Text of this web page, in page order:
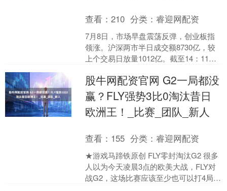
查看：210 分类：睿迎网配资
7月8日，市场早盘震荡反弹，创业板指
领涨。沪深两市半日成交额8730亿，较
上个交易日放量1012亿。截至14：11，
股牛网配资官网 G2一局都没
赢？FLY强势3比0淘汰昔日
欧洲王！_比赛_团队_新人
查看： 155 分类：睿迎网配资
★游戏马蹄铁原创 FLY零封淘汰G2 很多
人以为今天凌晨3点的欧美大战，FLY对
战G2，这场比赛应该至少也可以打4局，